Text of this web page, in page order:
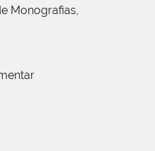
Monografias,